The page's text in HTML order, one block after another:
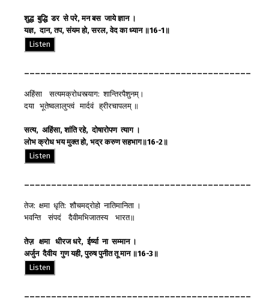
शुद्ध बुद्धि डर से परे,मन बस जाये ज्ञान ।
यज्ञ,दान,तप,संयम हो,सरल,वेद का ध्यान ॥16-1 ॥
Listen
अहिंसा सत्यमक्रोधस्त्याग: शान्तिरपैशुनम्।
दया भूतेष्वलालुप्त्वं मार्दवं ह्रीरचापलम् ॥
सत्य, अहिंसा,शांति रहे,दोषारोपण त्याग ।
लोभ क्रोध भय मुक्त हो, भद्र करुण सहभाग॥16-2 ॥
Listen
तेज: क्षमा धृति: शौचमद्रोहो नातिमानिता ।
भवन्ति संपदं दैवीमभिजातस्य भारत॥
तेज़ क्षमा धीरज धरे,ईर्ष्या ना सम्मान ।
अर्जुन दैवीय गुण यही,पुरुष पुनीत तू मान ॥16-3 ॥
Listen